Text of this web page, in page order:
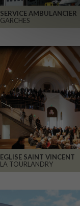
SERVICE AMBULANCIER
GARCHES
EGLISE SAINT VINCENT
LA TOURLANDRY